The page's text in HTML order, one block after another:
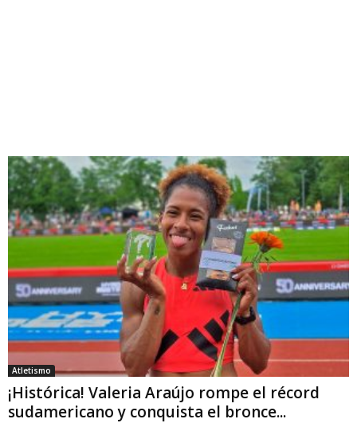
Atletismo
¡Histórica! Valeria Araújo rompe el récord
sudamericano y conquista el bronce...